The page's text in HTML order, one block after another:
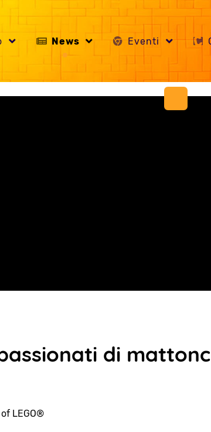
News Eventi
di
LEGO®